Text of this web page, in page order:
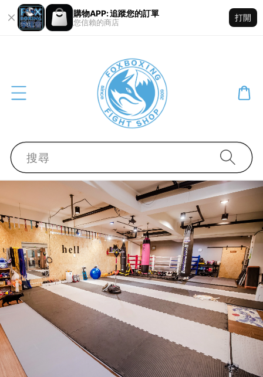
購物APP: 追蹤您的訂單
您信賴的商店
打開
搜尋